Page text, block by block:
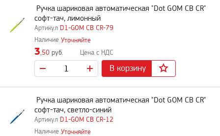
D1-GOM CB CR-79
Ручка шариковая автоматическая "Dot GOM CB CR"
софт-тач, лимонный
Уточняйте
3,50 руб.
В корзину
D1-GOM CB CR-12
Ручка шариковая автоматическая "Dot GOM CB CR"
софт-тач, светло-синий
Уточняйте